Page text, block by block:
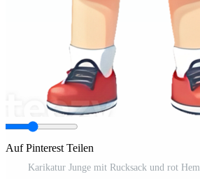
Auf Pinterest Teilen
Karikatur Junge mit Rucksack und rot